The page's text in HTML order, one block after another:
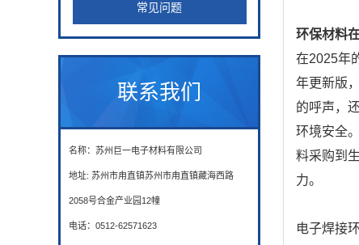
常见问题
联系我们
名称：苏州巨一电子材料有限公司
地址: 苏州市甪直镇苏州市甪直镇藏海西路
2058号合金产业园12幢
电话：0512-62571623
环保材料
在2025年
年更新版
的呼声，
环境安全
料采购到
力。
电子焊接